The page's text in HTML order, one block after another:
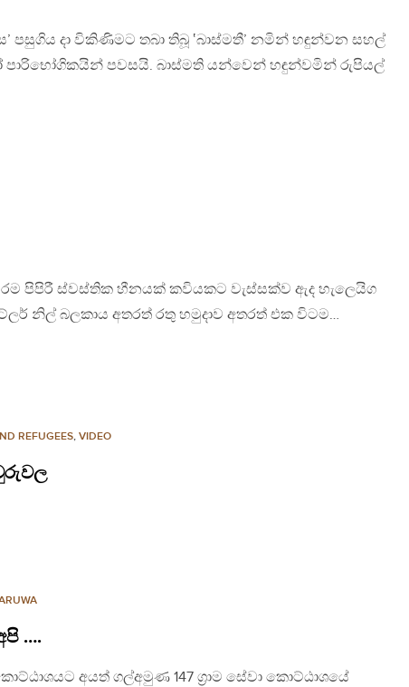
පසුගිය දා විකිණිමට තබා තිබූ ‛බාස්මතී’ නමින් හඳුන්වන සහල්
පවසයි. බාස්මති යන්වෙන් හඳුන්වමින් රුපියල්
පිපිරී ස්වස්තික හීනයක් කවියකට වැස්සක්ව ඇද හැලෙයිග
නිල් බලකාය අතරත් රතු හමුදාව අතරත් එක විටම…
REFUGEES, VIDEO
….
අයත් ගල්අමුණ 147 ග්‍රාම සේවා කොට්ඨාශයේ